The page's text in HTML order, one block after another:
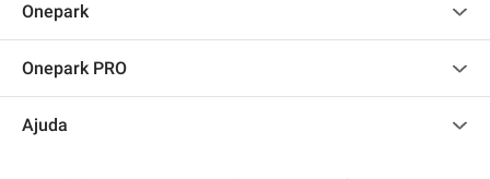
Onepark
Onepark PRO
Torne-se um membro
Ajuda